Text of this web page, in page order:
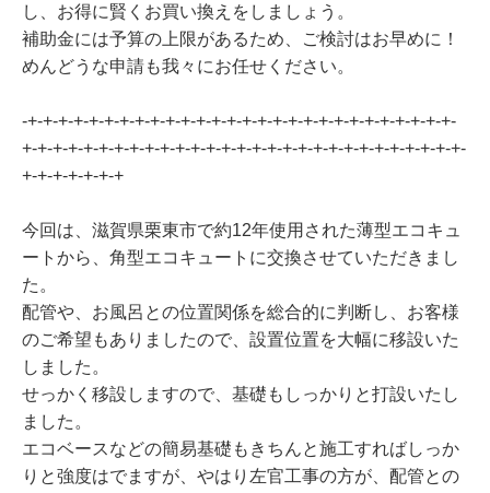
し、お得に賢くお買い換えをしましょう。
補助金には予算の上限があるため、ご検討はお早めに！
めんどうな申請も我々にお任せください。
-+-+-+-+-+-+-+-+-+-+-+-+-+-+-+-+-+-+-+-+-+-+-+-+-+-+-+-+-
+-+-+-+-+-+-+-+-+-+-+-+-+-+-+-+-+-+-+-+-+-+-+-+-+-+-+-+-+-
+-+-+-+-+-+-+
今回は、滋賀県栗東市で約12年使用された薄型エコキュ
ートから、角型エコキュートに交換させていただきまし
た。
配管や、お風呂との位置関係を総合的に判断し、お客様
のご希望もありましたので、設置位置を大幅に移設いた
しました。
せっかく移設しますので、基礎もしっかりと打設いたし
ました。
エコベースなどの簡易基礎もきちんと施工すればしっか
りと強度はでますが、やはり左官工事の方が、配管との